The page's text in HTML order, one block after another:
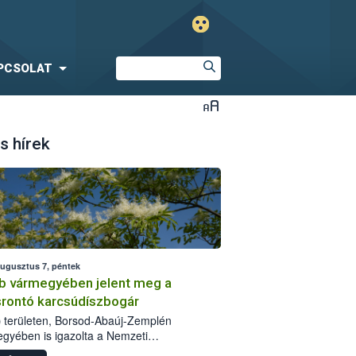
hírek
7, péntek
vármegyében jelent meg a
karcsúdíszbogár
területen, Borsod-Abaúj-Zemplén
is igazolta a Nemzeti
biztonsági Hivatal (Nébih) a